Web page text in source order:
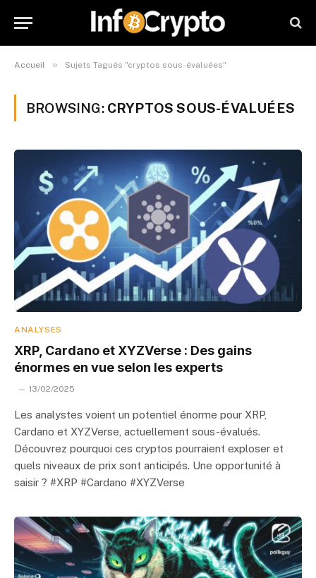
Accueil » Sujets Tagués "cryptos sous-évaluées"
BROWSING: CRYPTOS SOUS-ÉVALUÉES
ANALYSES
XRP, Cardano et XYZVerse : Des gains
énormes en vue selon les experts
13/02/2025
Les analystes voient un potentiel énorme pour XRP,
Cardano et XYZVerse, actuellement sous-évalués.
Découvrez pourquoi ces cryptos pourraient exploser et
quels niveaux de prix sont anticipés. Une opportunité à
saisir ? #XRP #Cardano #XYZVerse